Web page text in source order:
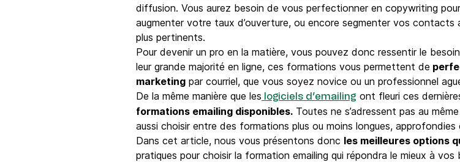
diffusion. Vous aurez besoin de vous perfectionner en copywriting
augmenter votre taux d’ouverture, ou encore segmenter vos
plus pertinents.
Pour devenir un pro en la matière, vous pouvez donc ressentir le
leur grande majorité en ligne, ces formations vous permettent de
marketing par courriel, que vous soyez novice ou un professionnel
De la même manière que les logiciels d’emailing ont fleuri ces
formations emailing disponibles. Toutes ne s’adressent pas au
aussi choisir entre des formations plus ou moins longues, approfondies
Dans cet article, nous vous présentons donc les meilleures options
pratiques pour choisir la formation emailing qui répondra le mieux à vos